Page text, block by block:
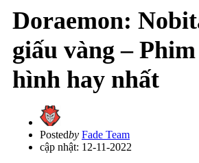
Doraemon:
giấu vàng –
hình hay nhất
Postedby Fade Team
cập nhật: 12-11-2022